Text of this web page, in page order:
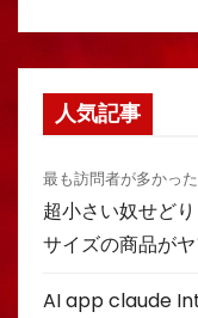
人気記事
最も訪問者が多かっ
超小さい奴せどり
サイズの商品が
AI app claude